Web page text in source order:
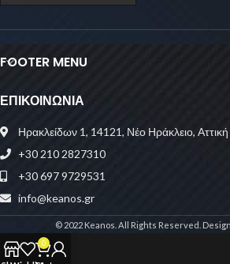
FOOTER MENU
ΕΠΙΚΟΙΝΩΝΙΑ
Ηρακλείδων 1, 14121, Νέο Ηράκλειο, Αττική
+30 210 2827310
+30 697 9729531
info@keanos.gr
© 2022 Keanos. All Rights Reserved.
0